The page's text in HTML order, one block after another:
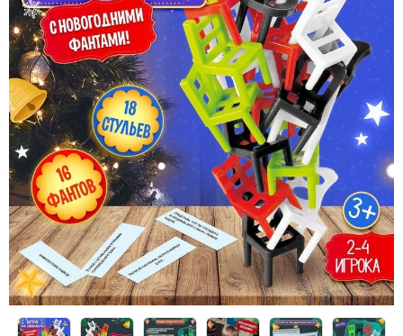
Футболки-раскраски на 14 февраля